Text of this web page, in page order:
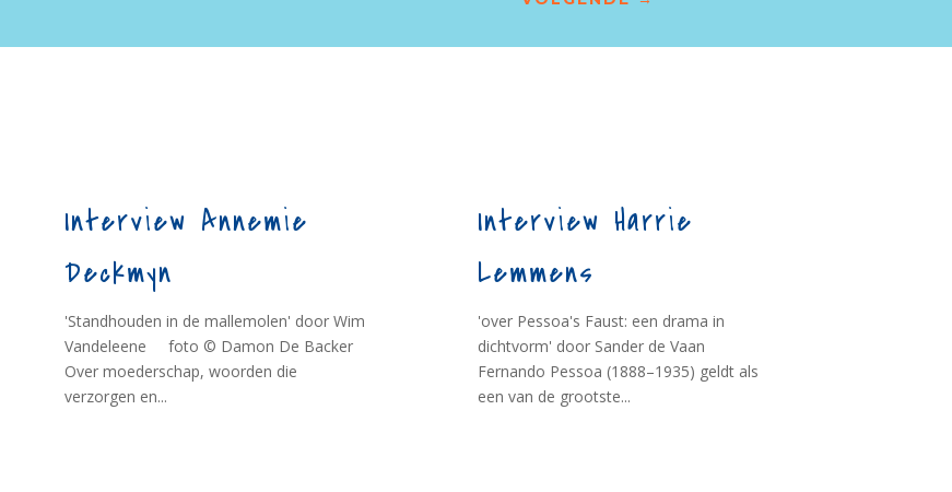
Interview Annemie
Deckmyn
'Standhouden in de mallemolen' door Wim
Vandeleene foto © Damon De Backer
Over moederschap, woorden die
verzorgen en...
Interview Harrie
Lemmens
'over Pessoa's Faust: een drama in
dichtvorm' door Sander de Vaan
Fernando Pessoa (1888–1935) geldt als
een van de grootste...